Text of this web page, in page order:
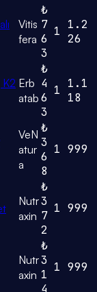
Vitis
fera
₺
7
6
3
1
1.2
26
Erb
atab
₺
4
6
3
1
1.1
18
VeN
atur
a
₺
3
6
8
1 999
Nutr
axin
₺
3
7
2
1 999
Nutr
axin
₺
3
1
1 999